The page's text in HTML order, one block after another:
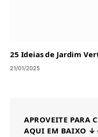
25 Ideias de Jardim
21/01/2025
APROVEITE PARA
AQUI EM BAIXO